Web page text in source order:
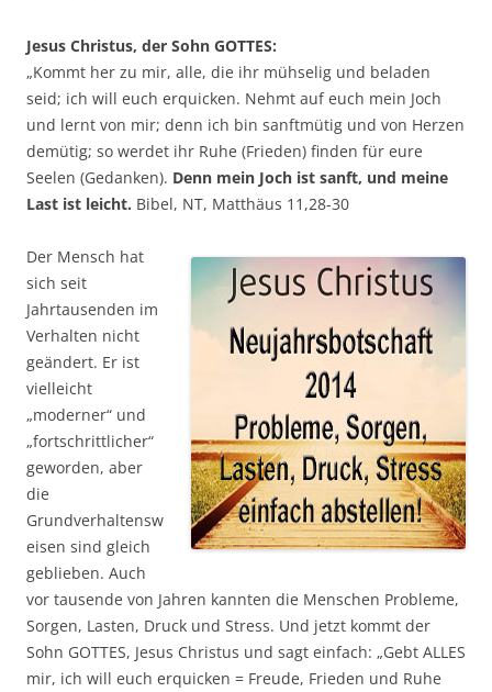
Jesus Christus, der Sohn GOTTES:
„Kommt her zu mir, alle, die ihr mühselig und beladen
seid; ich will euch erquicken. Nehmt auf euch mein Joch
und lernt von mir; denn ich bin sanftmütig und von Herzen
demütig; so werdet ihr Ruhe (Frieden) finden für eure
Seelen (Gedanken). Denn mein Joch ist sanft, und meine
Last ist leicht. Bibel, NT, Matthäus 11,28-30
Der Mensch hat
sich seit
Jahrtausenden im
Verhalten nicht
geändert. Er ist
vielleicht
„moderner“ und
„fortschrittlicher“
geworden, aber
die
Grundverhaltensw
eisen sind gleich
geblieben. Auch
vor tausende von Jahren kannten die Menschen Probleme,
Sorgen, Lasten, Druck und Stress. Und jetzt kommt der
Sohn GOTTES, Jesus Christus und sagt einfach: „Gebt ALLES
mir, ich will euch erquicken = Freude, Frieden und Ruhe